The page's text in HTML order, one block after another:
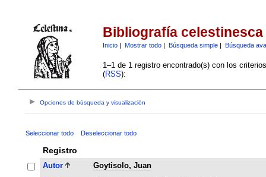
Bibliografía celestinesca
Inicio| Mostrar todo| Búsqueda simple| Búsqueda
1–1 de 1 registro encontrado(s) con los
(RSS):
Opciones de búsqueda y visualización
Seleccionar todo Deseleccionar todo
Registro
Autor
Goytisolo, Juan